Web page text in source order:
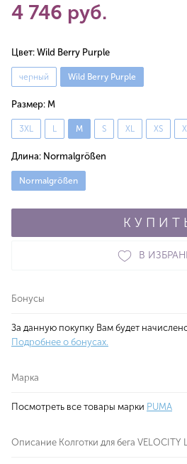
4 746 руб.
Цвет: Wild Berry Purple
черный Wild Berry Purple
Размер: M
3XL L M S XL XS
Длина: Normalgrößen
Normalgrößen
В
Бонусы
За данную покупку Вам будет
Подробнее о бонусах.
Марка
Посмотреть все товары марки PUMA
Описание Колготки для бега VELOCITY